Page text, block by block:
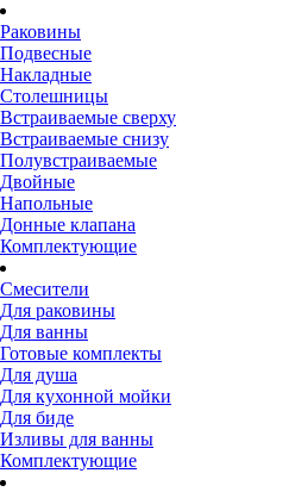
Раковины
Подвесные
Накладные
Столешницы
Встраиваемые сверху
Встраиваемые снизу
Полувстраиваемые
Двойные
Напольные
Донные клапана
Комплектующие
Смесители
Для раковины
Для ванны
Готовые комплекты
Для душа
Для кухонной мойки
Для биде
Изливы для ванны
Комплектующие